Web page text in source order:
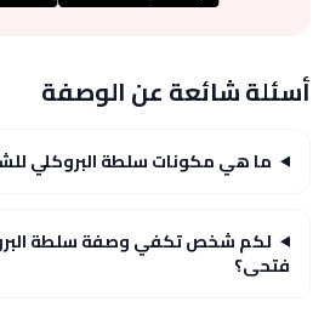
أسئلة شائعة عن الوصفة
ما هي مكونات سلطة البروكلي
لكم شخص تكفي وصفة سلطة
فتحى؟